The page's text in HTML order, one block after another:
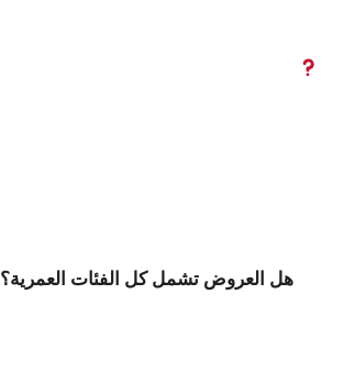
هل العروض تشمل كل الفئات العمرية؟